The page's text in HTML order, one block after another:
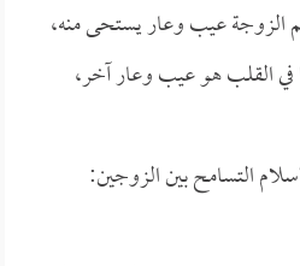
الزوجة عيب وعار يستحى منه،
في القلب هو عيب وعار آخر،
التسامح بين الزوجين: